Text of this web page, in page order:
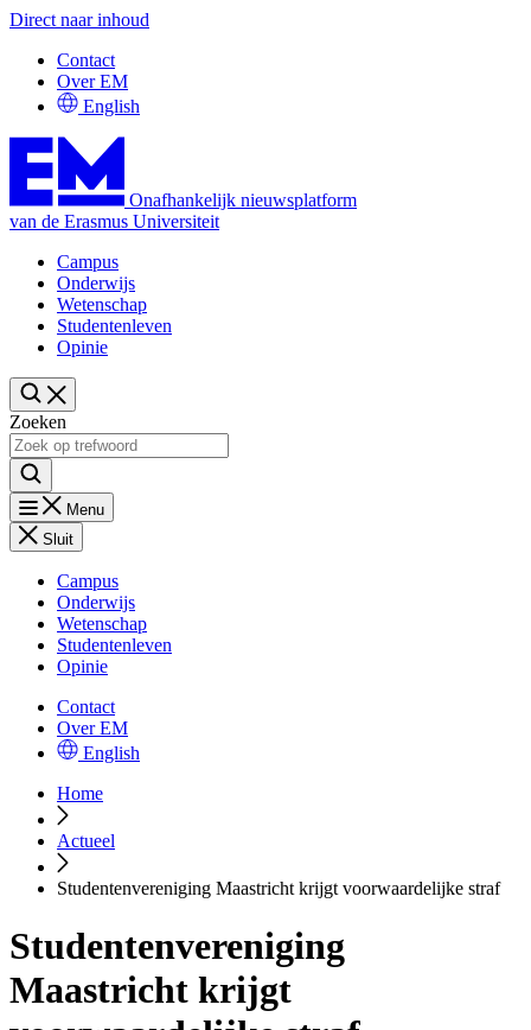
Direct naar inhoud
Contact
Over EM
English
Onafhankelijk nieuwsplatform
van de Erasmus Universiteit
Campus
Onderwijs
Wetenschap
Studentenleven
Opinie
Zoeken
Menu
Sluit
Campus
Onderwijs
Wetenschap
Studentenleven
Opinie
Contact
Over EM
English
Home
Actueel
Studentenvereniging Maastricht krijgt voorwaardelijke straf
Studentenvereniging
Maastricht krijgt